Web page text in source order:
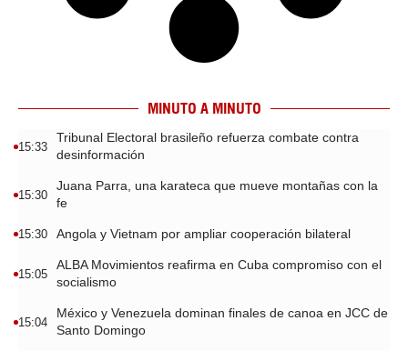
MINUTO A MINUTO
15:33
Tribunal Electoral brasileño refuerza combate contra
desinformación
15:30
Juana Parra, una karateca que mueve montañas con la
fe
15:30 Angola y Vietnam por ampliar cooperación bilateral
15:05
ALBA Movimientos reafirma en Cuba compromiso con el
socialismo
15:04
México y Venezuela dominan finales de canoa en JCC de
Santo Domingo